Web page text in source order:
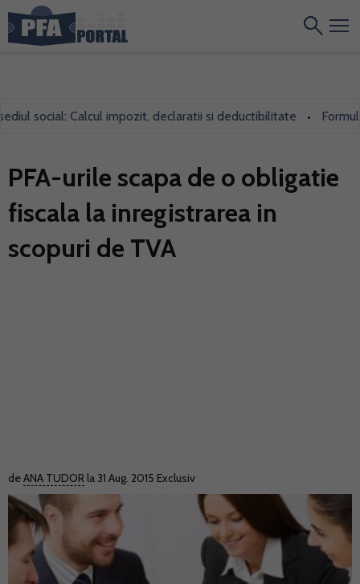
social: Calcul impozit, declaratii si deductibilitate •
PFA-urile scapa de o obligatie
fiscala la inregistrarea in
scopuri de TVA
deANA TUDOR la 31 Aug. 2015 Exclusiv